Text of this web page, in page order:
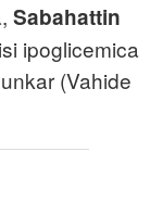
Sabahattin
ipoglicemica
(Vahide